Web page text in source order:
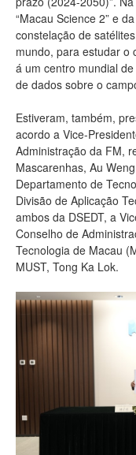
“Macau Science 2” e
constelação de
mundo, para estudar o
á um centro mundial
de dados sobre o
Estiveram, também,
acordo a Vice-
Administração da FM,
Mascarenhas, Au
Departamento de
Divisão de Aplicação
ambos da DSEDT, a
Conselho de
Tecnologia de Macau
MUST, Tong Ka Lok.